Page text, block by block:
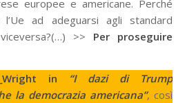
europee e americane. Perché
ad adeguarsi agli standard
>> Per proseguire
in
“I dazi di Trump
la democrazia americana”, così